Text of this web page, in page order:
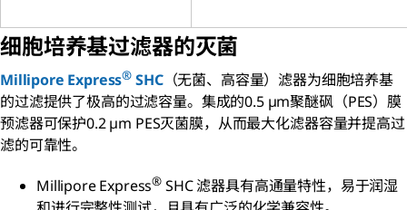
细胞培养基过滤器的灭菌
Millipore Express® SHC（无菌、高容量）滤器为细胞培养基
的过滤提供了极高的过滤容量。集成的0.5 µm聚醚砜（PES）膜
预滤器可保护0.2 µm PES灭菌膜，从而最大化滤器容量并提高过
滤的可靠性。
Millipore Express® SHC 滤器具有高通量特性，易于润湿